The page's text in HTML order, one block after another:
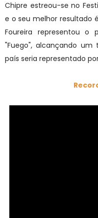
Chipre estreou-se no
e o seu melhor resultado
Foureira representou
"Fuego", alcançando
país seria representado